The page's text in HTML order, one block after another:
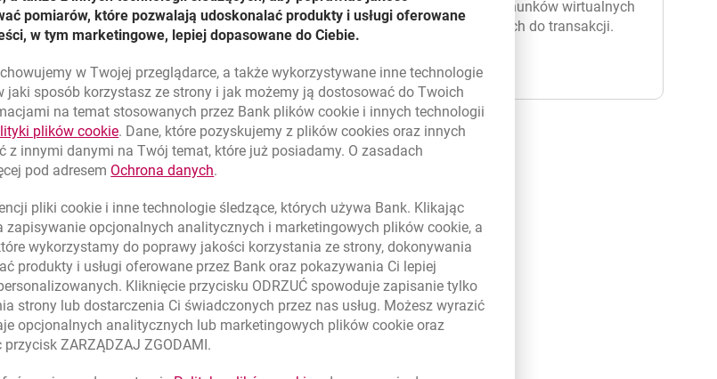
podstawie rachunków wirtualnych
przypisanych do transakcji.
pomiarów, które pozwalają udoskonalać produkty i usługi oferowane
w tym marketingowe, lepiej dopasowane do Ciebie.
w Twojej przeglądarce, a także wykorzystywane inne technologie
jaki sposób korzystasz ze strony i jak możemy ją dostosować do Twoich
na temat stosowanych przez Bank plikówcookie i innych technologii
plikówcookielink otwiera się w nowym oknie
. Dane, które pozyskujemy z plikówcookies oraz innych
z innymi danymi na Twój temat, które już posiadamy. O zasadach
pod adresem Ochrona danychlink otwiera się w nowym oknie
.
plikicookie i inne technologie śledzące, których używa Bank. Klikając
zapisywanie opcjonalnych analitycznych i marketingowych plikówcookie, a
wykorzystamy do poprawy jakości korzystania ze strony, dokonywania
produkty i usługi oferowane przez Bank oraz pokazywania Ci lepiej
Kliknięcie przycisku ODRZUĆ spowoduje zapisanie tylko
strony lub dostarczenia Ci świadczonych przez nas usług. Możesz wyrazić
opcjonalnych analitycznych lub marketingowych plikówcookie oraz
ZARZĄDZAJ ZGODAMI.